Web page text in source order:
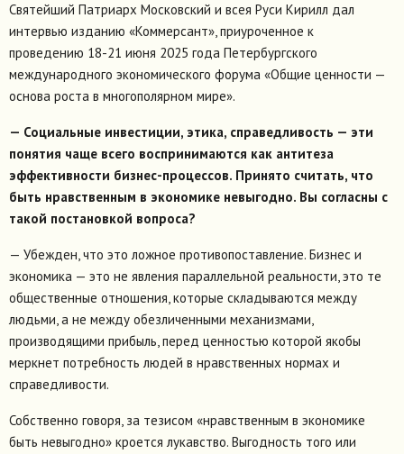
Святейший Патриарх Московский и всея Руси Кирилл дал
интервью изданию «Коммерсант», приуроченное к
проведению 18-21 июня 2025 года Петербургского
международного экономического форума «Общие ценности —
основа роста в многополярном мире».
— Социальные инвестиции, этика, справедливость — эти
понятия чаще всего воспринимаются как антитеза
эффективности бизнес-процессов. Принято считать, что
быть нравственным в экономике невыгодно. Вы согласны с
такой постановкой вопроса?
— Убежден, что это ложное противопоставление. Бизнес и
экономика — это не явления параллельной реальности, это те
общественные отношения, которые складываются между
людьми, а не между обезличенными механизмами,
производящими прибыль, перед ценностью которой якобы
меркнет потребность людей в нравственных нормах и
справедливости.
Собственно говоря, за тезисом «нравственным в экономике
быть невыгодно» кроется лукавство. Выгодность того или